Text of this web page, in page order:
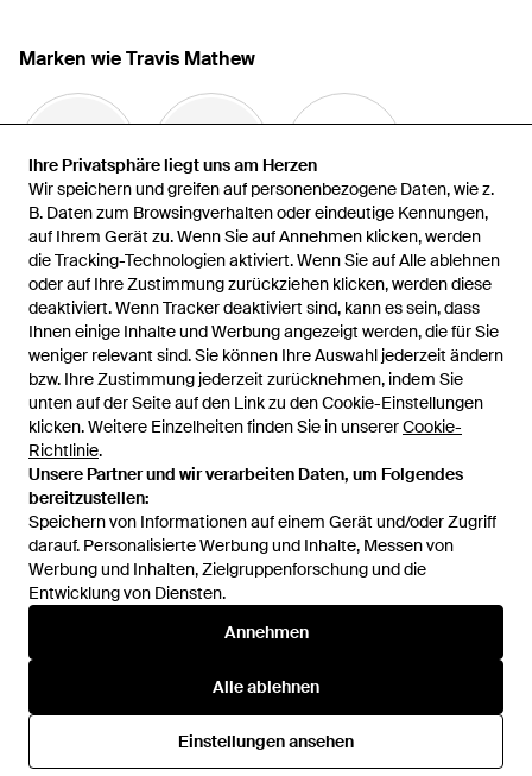
Ihre Privatsphäre liegt uns am Herzen
Wir speichern und greifen auf personenbezogene Daten, wie z.
B. Daten zum Browsingverhalten oder eindeutige Kennungen,
auf Ihrem Gerät zu. Wenn Sie auf Annehmen klicken, werden
die Tracking-Technologien aktiviert. Wenn Sie auf Alle ablehnen
oder auf Ihre Zustimmung zurückziehen klicken, werden diese
deaktiviert. Wenn Tracker deaktiviert sind, kann es sein, dass
Ihnen einige Inhalte und Werbung angezeigt werden, die für Sie
weniger relevant sind. Sie können Ihre Auswahl jederzeit ändern
bzw. Ihre Zustimmung jederzeit zurücknehmen, indem Sie
unten auf der Seite auf den Link zu den Cookie-Einstellungen
klicken. Weitere Einzelheiten finden Sie in unsererCookie-
Richtlinie.
Unsere Partner und wir verarbeiten Daten, um Folgendes
bereitzustellen:
Speichern von Informationen auf einem Gerät und/oder Zugriff
darauf. Personalisierte Werbung und Inhalte, Messen von
Werbung und Inhalten, Zielgruppenforschung und die
Entwicklung von Diensten.
Annehmen
Alle ablehnen
Einstellungen ansehen
Ihre Privatsphäre liegt uns am Herzen
Wir speichern und greifen auf personenbezogene Daten, wie z.
B. Daten zum Browsingverhalten oder eindeutige Kennungen,
auf Ihrem Gerät zu. Wenn Sie auf Annehmen klicken, werden
die Tracking-Technologien aktiviert. Wenn Sie auf Alle ablehnen
oder auf Ihre Zustimmung zurückziehen klicken, werden diese
deaktiviert. Wenn Tracker deaktiviert sind, kann es sein, dass
Ihnen einige Inhalte und Werbung angezeigt werden, die für Sie
weniger relevant sind. Sie können Ihre Auswahl jederzeit ändern
bzw. Ihre Zustimmung jederzeit zurücknehmen, indem Sie
unten auf der Seite auf den Link zu den Cookie-Einstellungen
klicken. Weitere Einzelheiten finden Sie in unsererCookie-
Richtlinie.
Unsere Partner und wir verarbeiten Daten, um Folgendes
bereitzustellen:
Speichern von Informationen auf einem Gerät und/oder Zugriff
darauf. Personalisierte Werbung und Inhalte, Messen von
Werbung und Inhalten, Zielgruppenforschung und die
Entwicklung von Diensten.
Annehmen
Alle ablehnen
Einstellungen ansehen
Marken wie Travis Mathew
Rhone Marine Layer Peter Millar
Vintage Summer Faherty Les Deux
Mehr anzeigen
International
Hilfe und Informationen